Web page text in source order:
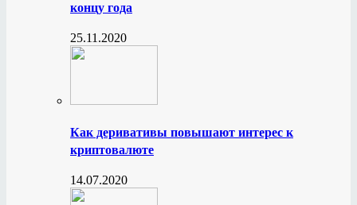
концу года
25.11.2020
Как деривативы повышают интерес к
криптовалюте
14.07.2020